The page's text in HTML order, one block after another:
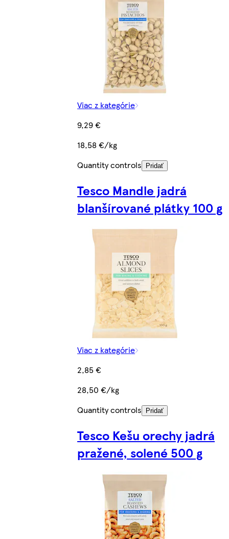
Viac z kategórie
9,29 €
18,58 €/kg
Quantity controls Pridať
Tesco Mandle jadrá
blanšírované plátky 100 g
Viac z kategórie
2,85 €
28,50 €/kg
Quantity controls
Pridať
Tesco Kešu orechy jadrá
pražené, solené 500 g